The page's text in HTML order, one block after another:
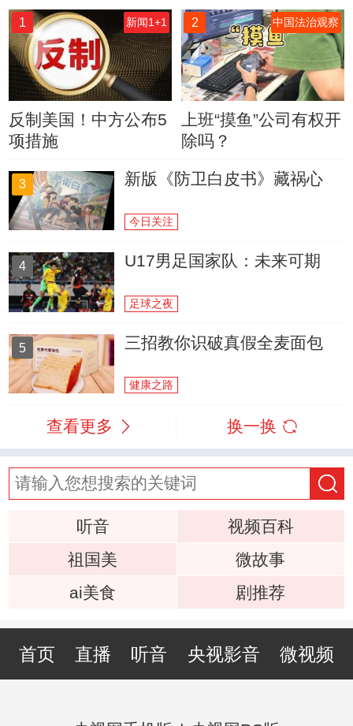
1 新闻1+1
反制美国！中方公布5
项措施
2 中国法治观察
上班“摸鱼”公司有权开
除吗？
3 新版《防卫白皮书》藏祸心
今日关注
4 U17男足国家队：未来可期
足球之夜
5 三招教你识破真假全麦面包
健康之路
查看更多 换一换
听音
视频百科
祖国美
微故事
ai美食
剧推荐
首页 直播 听音 央视影音 微视频